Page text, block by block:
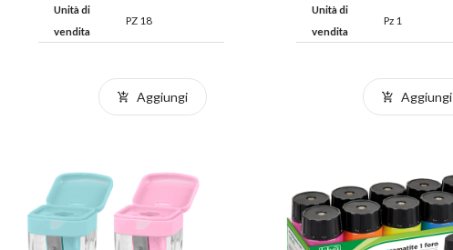
Unità di
vendita
PZ 18
Aggiungi
Unità di
vendita
Pz 1
Aggiungi